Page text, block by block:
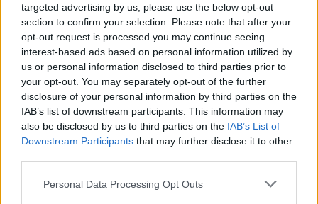
targeted advertising by us, please use the below opt-out
section to confirm your selection. Please note that after your
opt-out request is processed you may continue seeing
interest-based ads based on personal information utilized by
us or personal information disclosed to third parties prior to
your opt-out. You may separately opt-out of the further
disclosure of your personal information by third parties on the
IAB’s list of downstream participants. This information may
also be disclosed by us to third parties on the IAB’s List of
Downstream Participants that may further disclose it to other
Personal Data Processing Opt Outs